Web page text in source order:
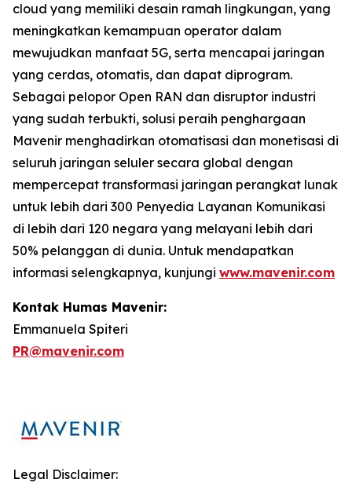
cloud yang memiliki desain ramah lingkungan, yang
meningkatkan kemampuan operator dalam
mewujudkan manfaat 5G, serta mencapai jaringan
yang cerdas, otomatis, dan dapat diprogram.
Sebagai pelopor Open RAN dan disruptor industri
yang sudah terbukti, solusi peraih penghargaan
Mavenir menghadirkan otomatisasi dan monetisasi di
seluruh jaringan seluler secara global dengan
mempercepat transformasi jaringan perangkat lunak
untuk lebih dari 300 Penyedia Layanan Komunikasi
di lebih dari 120 negara yang melayani lebih dari
50% pelanggan di dunia. Untuk mendapatkan
informasi selengkapnya, kunjungi www.mavenir.com
Kontak Humas Mavenir:
Emmanuela Spiteri
PR@mavenir.com
Legal Disclaimer: